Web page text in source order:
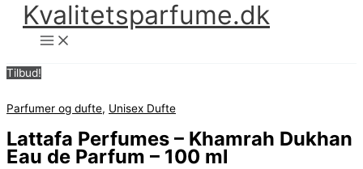
Kvalitetsparfume.dk
Tilbud!
Parfumer og dufte, Unisex Dufte
Lattafa Perfumes – Khamrah Dukhan
Eau de Parfum – 100 ml